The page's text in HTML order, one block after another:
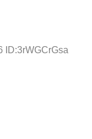
ID:3rWGCrGsa